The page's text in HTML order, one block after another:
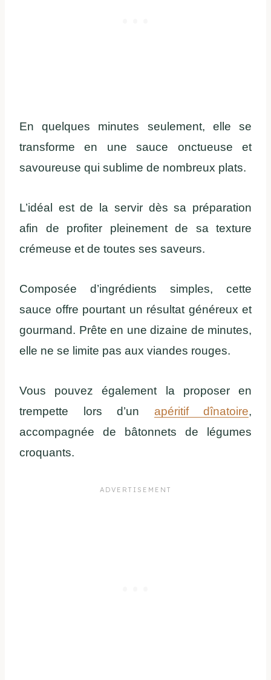
En quelques minutes seulement, elle se
transforme en une sauce onctueuse et
savoureuse qui sublime de nombreux plats.
L’idéal est de la servir dès sa préparation
afin de profiter pleinement de sa texture
crémeuse et de toutes ses saveurs.
Composée d’ingrédients simples, cette
sauce offre pourtant un résultat généreux et
gourmand. Prête en une dizaine de minutes,
elle ne se limite pas aux viandes rouges.
Vous pouvez également la proposer en
trempette lors d’un apéritif dînatoire,
accompagnée de bâtonnets de légumes
croquants.